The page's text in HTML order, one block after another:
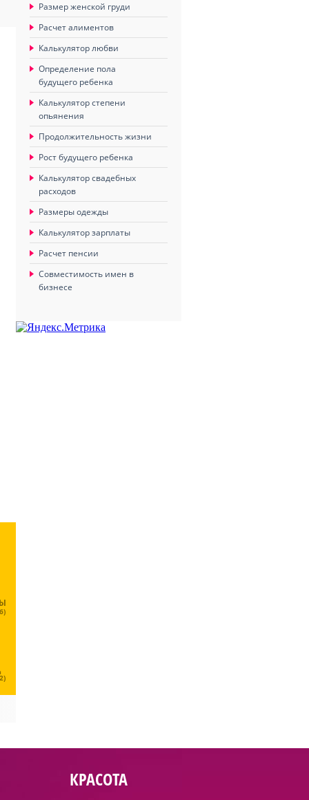
Размер женской груди
Расчет алиментов
Калькулятор любви
Определение пола
будущего ребенка
Калькулятор степени
опьянения
Продолжительность жизни
Рост будущего ребенка
Калькулятор свадебных
расходов
Размеры одежды
Калькулятор зарплаты
Расчет пенсии
Совместимость имен в
бизнесе
КРАСОТА